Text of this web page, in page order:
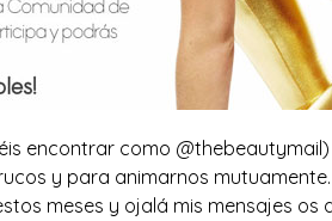
encontrar como
y para animarnos
meses y ojalá mis mensajes os